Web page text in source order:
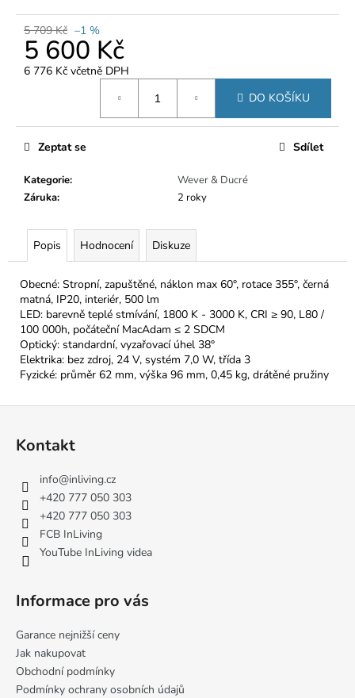
5 709 Kč –1 %
5 600 Kč
6 776 Kč včetně DPH
DO KOŠÍKU
Kategorie:
Wever & Ducré
Záruka: 2 roky
Zeptat se Sdílet
Popis Hodnocení Diskuze
Obecné: Stropní, zapuštěné, náklon max 60°, rotace 355°, černá
matná, IP20, interiér, 500 lm
LED: barevně teplé stmívání, 1800 K - 3000 K, CRI ≥ 90, L80 /
100 000h, počáteční MacAdam ≤ 2 SDCM
Optický: standardní, vyzařovací úhel 38°
Elektrika: bez zdroj, 24 V, systém 7,0 W, třída 3
Fyzické: průměr 62 mm, výška 96 mm, 0,45 kg, drátěné pružiny
Kontakt
info@inliving.cz
+420 777 050 303
+420 777 050 303
FCB InLiving
YouTube InLiving videa
Informace pro vás
Garance nejnižší ceny
Jak nakupovat
Obchodní podmínky
Podmínky ochrany osobních údajů